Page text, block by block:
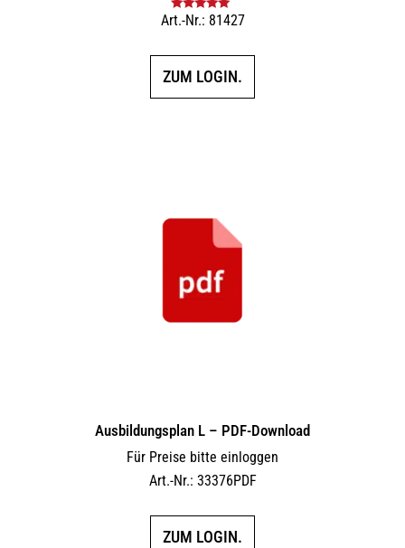
Bewertet mit
Art.-Nr.: 81427
ZUM LOGIN.
Ausbildungsplan L – PDF-Download
Für Preise bitte einloggen
Art.-Nr.: 33376PDF
ZUM LOGIN.